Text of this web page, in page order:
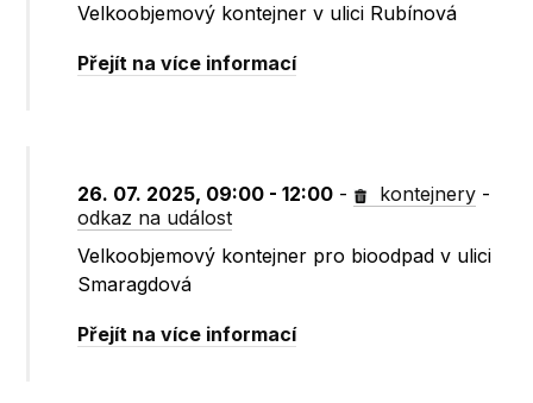
Velkoobjemový kontejner v ulici Rubínová
Přejít na více informací
26. 07. 2025, 09:00 - 12:00 - kontejnery -
odkaz na událost
Velkoobjemový kontejner pro bioodpad v ulici
Smaragdová
Přejít na více informací